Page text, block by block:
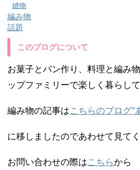
縫物
編み物
話題
このブログについて
お菓子とパン作り、料理と編み
ップファミリーで楽しく暮らして
編み物の記事はこちらのブログ"
に移しましたのであわせて見てく
お問い合わせの際はこちらから